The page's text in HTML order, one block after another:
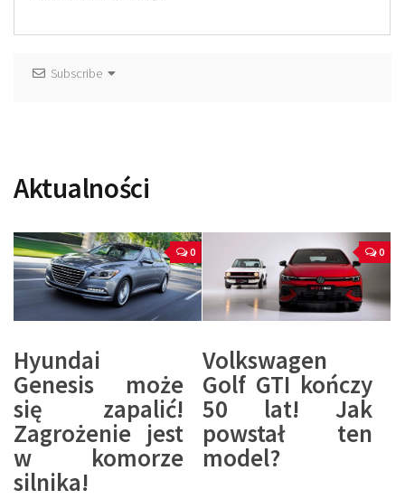
Subscribe
Aktualności
0
Hyundai
Genesis może
się zapalić!
Zagrożenie jest
w komorze
silnika!
0
Volkswagen
Golf GTI kończy
50 lat! Jak
powstał ten
model?